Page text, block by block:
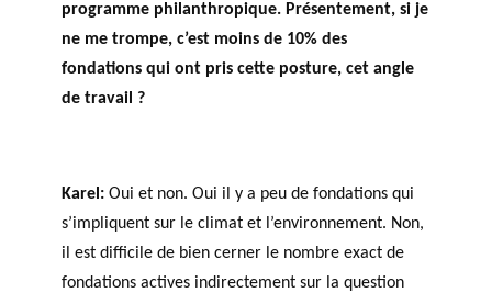
programme philanthropique. Présentement, si je
ne me trompe, c’est moins de 10% des
fondations qui ont pris cette posture, cet angle
de travail ?
Karel: Oui et non. Oui il y a peu de fondations qui
s’impliquent sur le climat et l’environnement. Non,
il est difficile de bien cerner le nombre exact de
fondations actives indirectement sur la question